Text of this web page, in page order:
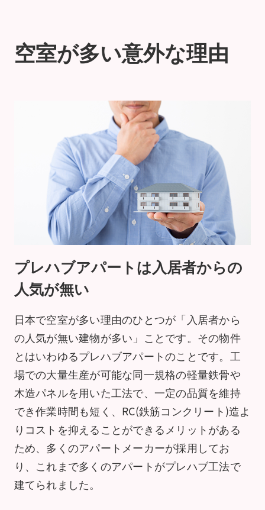
空室が多い意外な理由
プレハブアパートは入居者からの
人気が無い
日本で空室が多い理由のひとつが「入居者から
の人気が無い建物が多い」ことです。その物件
とはいわゆるプレハブアパートのことです。工
場での大量生産が可能な同一規格の軽量鉄骨や
木造パネルを用いた工法で、一定の品質を維持
でき作業時間も短く、RC(鉄筋コンクリート)造よ
りコストを抑えることができるメリットがある
ため、多くのアパートメーカーが採用してお
り、これまで多くのアパートがプレハブ工法で
建てられました。